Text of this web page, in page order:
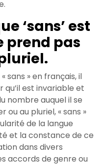
‘sans’ est
prend pas
sans » en français, il
est invariable et
nombre auquel il se
ou au pluriel, « sans »
de la langue
et la constance de ce
dans divers
accords de genre ou